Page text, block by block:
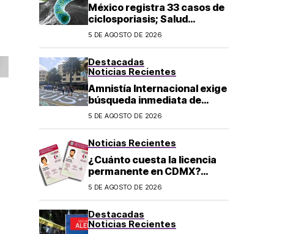
México registra 33 casos de
ciclosporiasis; Salud
mantiene vigilancia
5 DE AGOSTO DE 2026
Destacadas
Noticias Recientes
Amnistía Internacional exige
búsqueda inmediata de
ambientalista desaparecido
5 DE AGOSTO DE 2026
Noticias Recientes
¿Cuánto cuesta la licencia
permanente en CDMX?
Costo y fecha límite del
5 DE AGOSTO DE 2026
Destacadas
Noticias Recientes